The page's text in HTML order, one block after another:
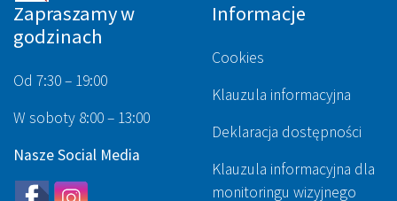
Zapraszamy w
godzinach
Od 7:30 – 19:00
W soboty 8:00 – 13:00
Nasze Social Media
Informacje
Cookies
Klauzula informacyjna
Deklaracja dostępności
Klauzula informacyjna dla
monitoringu wizyjnego